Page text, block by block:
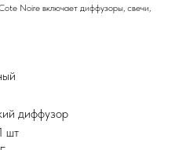
Noire включает диффузоры, свечи,
диффузор
шт